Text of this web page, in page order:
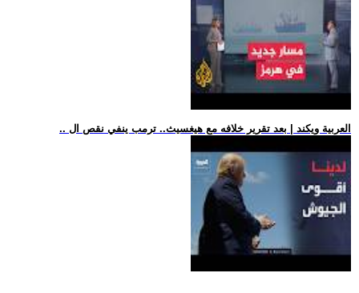
.. العربية ويكند | بعد تقرير خلافه مع هيغسيث.. ترمب ينفي نقص ال